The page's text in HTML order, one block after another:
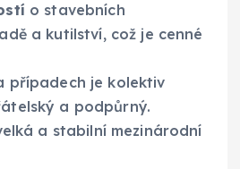
o stavebních
a kutilství, což je cenné
případech je kolektiv
a podpůrný.
a stabilní mezinárodní